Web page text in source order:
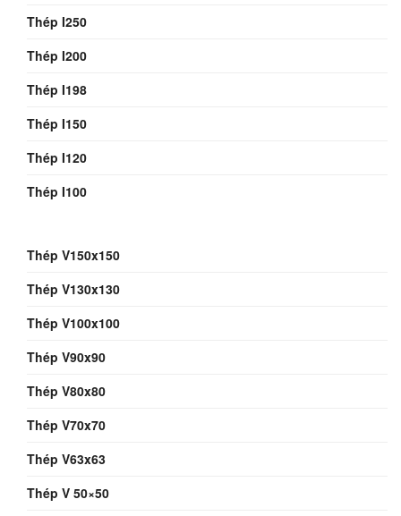
Thép I250
Thép I200
Thép I198
Thép I150
Thép I120
Thép I100
Thép V150x150
Thép V130x130
Thép V100x100
Thép V90x90
Thép V80x80
Thép V70x70
Thép V63x63
Thép V 50×50